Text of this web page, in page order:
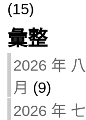
(15)
彙整
2026 年 八
月 (9)
2026 年 七